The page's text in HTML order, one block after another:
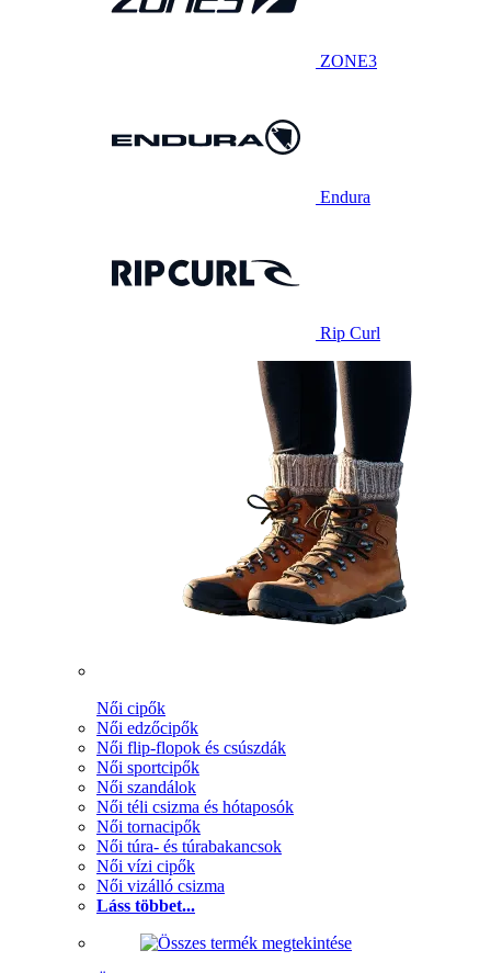
ZONE3
Endura
Rip Curl
Női cipők
Női edzőcipők
Női flip-flopok és csúszdák
Női sportcipők
Női szandálok
Női téli csizma és hótaposók
Női tornacipők
Női túra- és túrabakancsok
Női vízi cipők
Női vizálló csizma
Láss többet...